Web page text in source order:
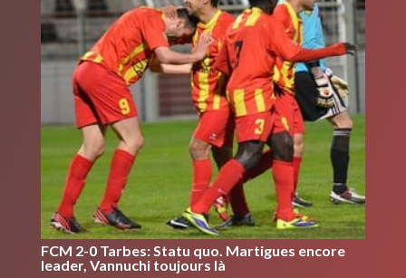
FCM 2-0 Tarbes: Statu quo. Martigues encore
leader, Vannuchi toujours là